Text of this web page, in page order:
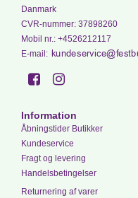
Danmark
CVR-nummer: 37898260
Mobil nr. : +4526212117
E-mail:
Information
Åbningstider Butikker
Kundeservice
Fragt og levering
Handelsbetingelser
Returnering af varer